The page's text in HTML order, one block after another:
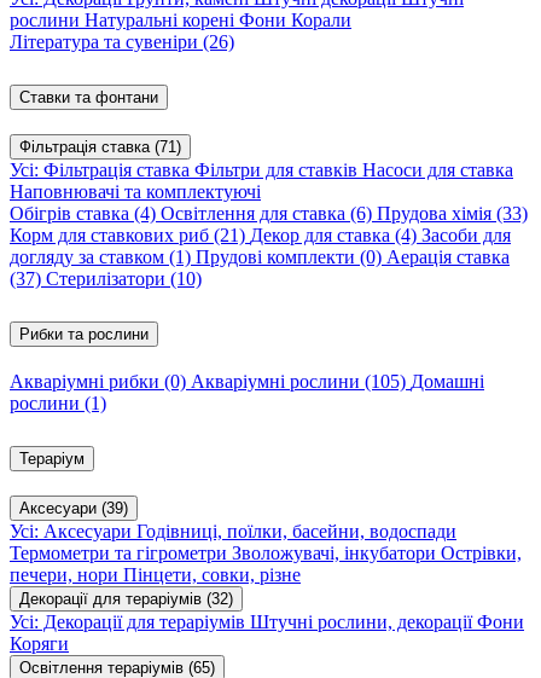
рослини Натуральні корені Фони Корали
Література та сувеніри (26)
Ставки та фонтани
Фільтрація ставка (71)
Усі: Фільтрація ставка Фільтри для ставків Насоси для ставка
Наповнювачі та комплектуючі
Обігрів ставка (4) Освітлення для ставка (6) Прудова хімія (33)
Корм для ставкових риб (21) Декор для ставка (4) Засоби для
догляду за ставком (1) Прудові комплекти (0) Аерація ставка
(37) Стерилізатори (10)
Рибки та рослини
Акваріумні рибки (0) Акваріумні рослини (105) Домашні
рослини (1)
Тераріум
Аксесуари (39)
Усі: Аксесуари Годівниці, поїлки, басейни, водоспади
Термометри та гігрометри Зволожувачі, інкубатори Острівки,
печери, нори Пінцети, совки, різне
Декорації для тераріумів (32)
Усі: Декорації для тераріумів Штучні рослини, декораціїФони
Коряги
Освітлення тераріумів (65)